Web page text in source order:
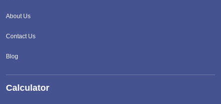
About Us
Contact Us
Blog
Calculator